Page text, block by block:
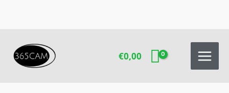
inhoud
€0,00